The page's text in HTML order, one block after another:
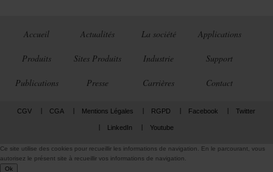
Accueil Actualités La société Applications
Produits Sites Produits Industrie Support
Publications Presse Carrières Contact
CGV CGA Mentions Légales RGPD Facebook Twitter
LinkedIn Youtube
Ce site utilise des cookies pour recueillir les informations de navigation. En le parcourant, vous
autorisez le présent site à recueillir vos informations de navigation.
Ok